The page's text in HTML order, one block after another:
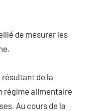
de mesurer les
de la
régime alimentaire
Au cours de la